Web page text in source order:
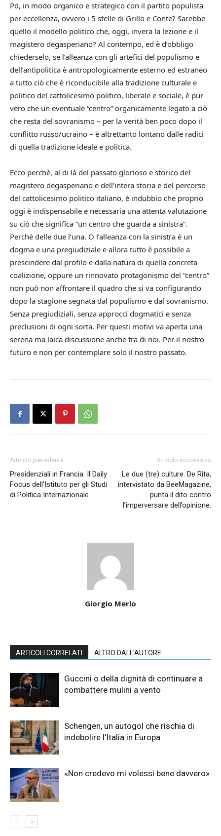
Pd, in modo organico e strategico con il partito populista
per eccellenza, ovvero i 5 stelle di Grillo e Conte? Sarebbe
quello il modello politico che, oggi, invera la lezione e il
magistero degasperiano? Al contempo, ed è d’obbligo
chiederselo, se l’alleanza con gli artefici del populismo e
dell’antipolitica è antropologicamente esterno ed estraneo
a tutto ciò che è riconducibile alla tradizione culturale e
politico del cattolicesimo politico, liberale e sociale, è pur
vero che un eventuale “centro” organicamente legato a ciò
che resta del sovranismo – per la verità ben poco dopo il
conflitto russo/ucraino – è altrettanto lontano dalle radici
di quella tradizione ideale e politica.
Ecco perchè, al di là del passato glorioso e storico del
magistero degasperiano e dell’intera storia e del percorso
del cattolicesimo politico italiano, è indubbio che proprio
oggi è indispensabile e necessaria una attenta valutazione
su ciò che significa “un centro che guarda a sinistra”.
Perchè delle due l’una. O l’alleanza con la sinistra è un
dogma e una pregiudiziale e allora tutto è possibile a
prescindere dal profilo e dalla natura di quella concreta
coalizione, oppure un rinnovato protagonismo del “centro”
non può non affrontare il quadro che si va configurando
dopo la stagione segnata dal populismo e dal sovranismo.
Senza pregiudiziali, senza approcci dogmatici e senza
preclusioni di ogni sorta. Per questi motivi va aperta una
serena ma laica discussione anche tra di noi. Per il nostro
futuro e non per contemplare solo il nostro passato.
Articolo precedente
Presidenziali in Francia. Il Daily
Focus dell’Istituto per gli Studi
di Politica Internazionale.
Articolo successivo
Le due (tre) culture. De Rita,
intervistato da BeeMagazine,
punta il dito contro
l’imperversare dell’opinione.
Giorgio Merlo
ARTICOLI CORRELATI ALTRO DALL'AUTORE
Guccini o della dignità di continuare a
combattere mulini a vento
Schengen, un autogol che rischia di
indebolire l’Italia in Europa
«Non credevo mi volessi bene davvero»